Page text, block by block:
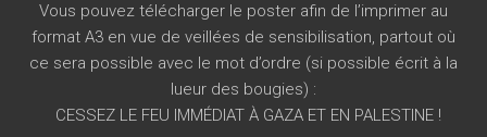
Vous pouvez télécharger le poster afin de l’imprimer au
format A3 en vue de veillées de sensibilisation, partout où
ce sera possible avec le mot d’ordre (si possible écrit à la
lueur des bougies) :
CESSEZ LE FEU IMMÉDIAT À GAZA ET EN PALESTINE !